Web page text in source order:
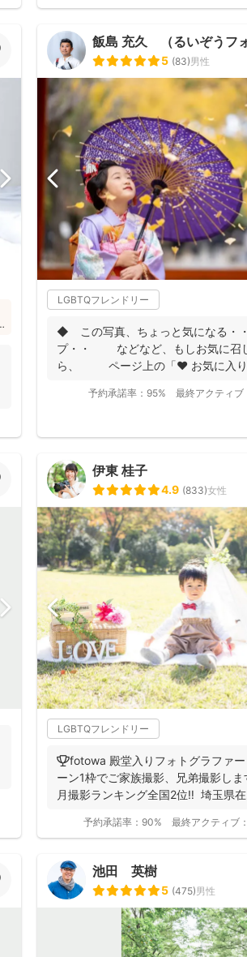
飯島 充久 （るいぞうフォ
5 (83)男性
LGBTQフレンドリー
◆ この写真、ちょっと気になる・
プ・・ などなど、もしお気に召
ら、 ページ上の「❤ お気に入り
予約承諾率： 95% 最終アクティブ
伊東 桂子
4.9 (833)女性
LGBTQフレンドリー
🏆fotowa 殿堂入りフォトグラファ
ーン1枠でご家族撮影、兄弟撮影し
月撮影ランキング全国2位‼️ 埼玉県
予約承諾率： 90% 最終アクティブ：
池田 英樹
5 (475)男性